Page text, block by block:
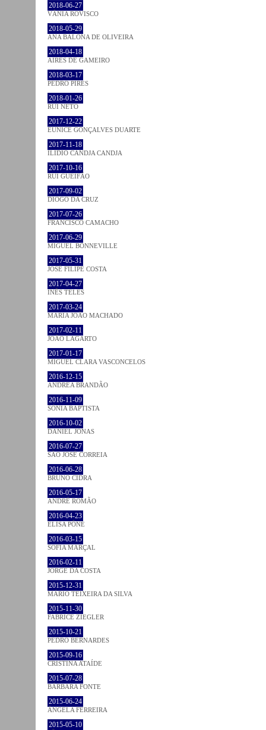
2018-06-27
VÂNIA ROVISCO
2018-05-29
ANA BALONA DE OLIVEIRA
2018-04-18
AIRES DE GAMEIRO
2018-03-17
PEDRO PIRES
2018-01-26
RUI NETO
2017-12-22
EUNICE GONÇALVES DUARTE
2017-11-18
ILIDIO CANDJA CANDJA
2017-10-16
RUI GUEIFÃO
2017-09-02
DIOGO DA CRUZ
2017-07-26
FRANCISCO CAMACHO
2017-06-29
MIGUEL BONNEVILLE
2017-05-31
JOSÉ FILIPE COSTA
2017-04-27
INÊS TELES
2017-03-24
MARIA JOÃO MACHADO
2017-02-11
JOÃO LAGARTO
2017-01-17
MIGUEL CLARA VASCONCELOS
2016-12-15
ANDREA BRANDÃO
2016-11-09
SÓNIA BAPTISTA
2016-10-02
DANIEL JONAS
2016-07-27
SÃO JOSÉ CORREIA
2016-06-28
BRUNO CIDRA
2016-05-17
ANDRÉ ROMÃO
2016-04-23
ELISA PÔNE
2016-03-15
SOFIA MARÇAL
2016-02-11
JORGE DA COSTA
2015-12-31
MÁRIO TEIXEIRA DA SILVA
2015-11-30
FABRICE ZIEGLER
2015-10-21
PEDRO BERNARDES
2015-09-16
CRISTINA ATAÍDE
2015-07-28
BÁRBARA FONTE
2015-06-24
ÂNGELA FERREIRA
2015-05-10